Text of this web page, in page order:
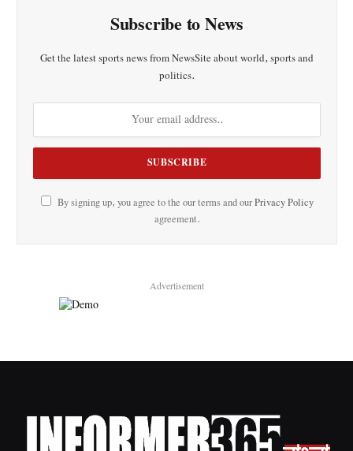
Subscribe to News
Get the latest sports news from NewsSite about world, sports and
politics.
By signing up, you agree to the our terms and ourPrivacy Policy
agreement.
Advertisement